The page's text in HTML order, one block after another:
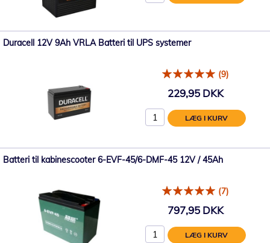
Duracell 12V 9Ah VRLA Batteri til UPS systemer
(9)
229,95 DKK
LÆG I KURV
Batteri til kabinescooter 6-EVF-45/6-DMF-45 12V / 45Ah
(7)
797,95 DKK
LÆG I KURV